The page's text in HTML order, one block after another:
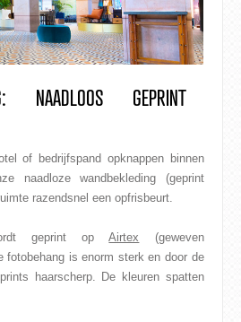
NAADLOOS GEPRINT
of bedrijfspand opknappen binnen
naadloze wandbekleding (geprint
razendsnel een opfrisbeurt.
geprint opAirtex (geweven
fotobehang is enorm sterk en door de
haarscherp. De kleuren spatten